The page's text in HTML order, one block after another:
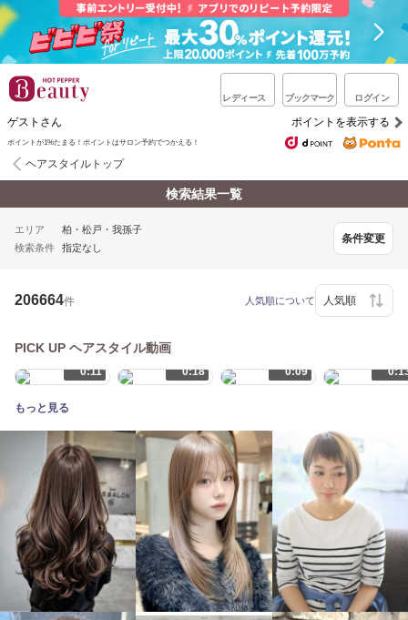
レディース ブックマーク ログイン
ゲストさん ポイントを表示する
ポイントが1%たまる！ポイントはサロン予約でつかえる！
ヘアスタイルトップ
検索結果一覧
エリア
柏・松戸・我孫子
検索条件
指定なし
条件変更
206664件 人気順について
PICK UP ヘアスタイル動画
0:11 0:18 0:09
もっと見る